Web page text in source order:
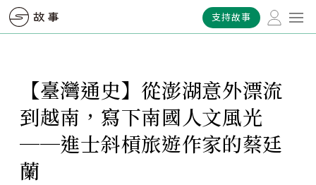
支持故事
【臺灣通史】從澎湖意外漂流
到越南，寫下南國人文風光
──進士斜槓旅遊作家的蔡廷
蘭